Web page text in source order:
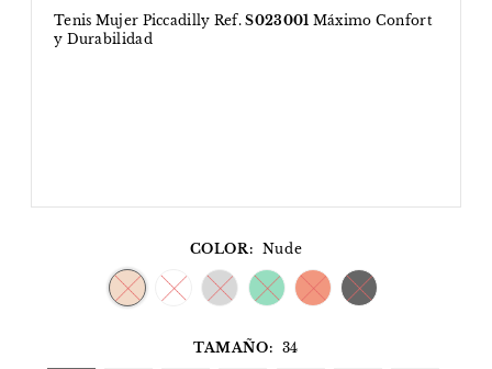
Tenis Mujer Piccadilly Ref.S023001 Máximo Confort
y Durabilidad
COLOR: Nude
TAMAÑO: 34